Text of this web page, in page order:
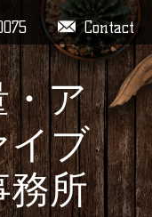
Contact
ア
イブ
務所